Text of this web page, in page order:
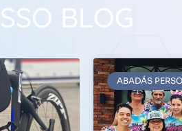
BLOG
ABADÁS